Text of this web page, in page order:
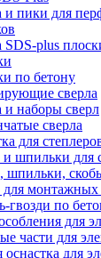
и пики для
SDS-plus
по бетону
сверла
и наборы сверл
сверла
для
и шпильки для
шпильки,
для монтажных
гвозди по
для
части для
оснастка для